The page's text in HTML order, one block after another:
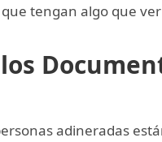
tengan algo que
adineradas